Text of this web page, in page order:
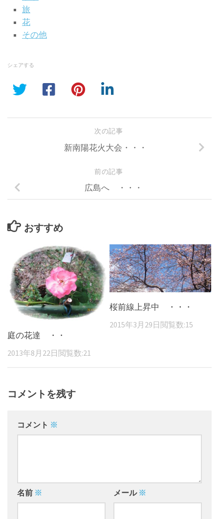
旅
花
その他
シェアする
次の記事
新南陽花火大会・・・
前の記事
広島へ ・・・
おすすめ
庭の花達 ・・
2013年8月22日 閲覧数:21
桜前線上昇中 ・・・
2015年3月29日 閲覧数:15
コメントを残す
コメント ※
名前 ※ メール ※